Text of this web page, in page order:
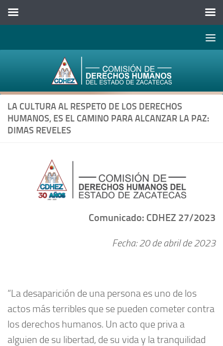
Abrir
LA CULTURA AL RESPETO DE LOS DERECHOS
HUMANOS, ES EL CAMINO PARA ALCANZAR LA PAZ:
DIMAS REVELES
Comunicado: CDHEZ 27/2023
Fecha: 20 de abril de 2023
“La desaparición de una persona es uno de los
actos más terribles que se pueden cometer contra
los derechos humanos. Un acto que priva a
alguien de su libertad, de su vida y la tranquilidad